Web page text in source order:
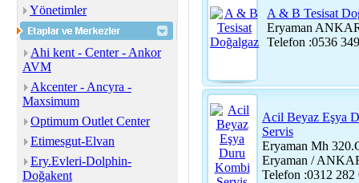
Yönetimler
Ahi kent - Center - Ankor
AVM
Akcenter - Ancyra -
Maxsimum
Optimum Outlet Center
Etimesgut-Elvan
Ery.Evleri-Dolphin-
Doğakent
A & B Tesisat
Eryaman
Telefon :0536
Acil Beyaz Eşya
Servis
Eryaman Mh
Eryaman /
Telefon :0312 282